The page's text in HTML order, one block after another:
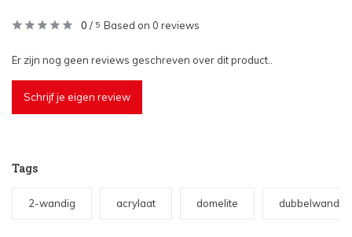
0 / 5 Based on 0 reviews
Er zijn nog geen reviews geschreven over dit product..
Schrijf je eigen review
Tags
2-wandig acrylaat domelite dubbelwandig